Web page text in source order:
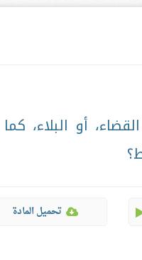
أو البلاء،
تحميل المادة